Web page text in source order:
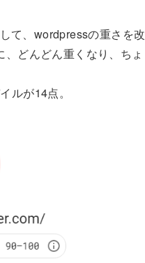
て、wordpressの重さを
どんどん重くなり、ち
ルが14点。